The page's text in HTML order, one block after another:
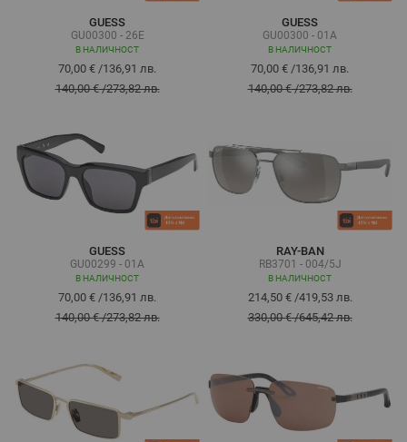
GUESS
GU00300 - 26E
В НАЛИЧНОСТ
70,00 € /136,91 лв.
140,00 €/273,82 лв.
GUESS
GU00300 - 01A
В НАЛИЧНОСТ
70,00 € /136,91 лв.
140,00 €/273,82 лв.
GUESS
GU00299 - 01A
В НАЛИЧНОСТ
70,00 € /136,91 лв.
140,00 €/273,82 лв.
RAY-BAN
RB3701 - 004/5J
В НАЛИЧНОСТ
214,50 €/419,53 лв.
330,00 €/645,42 лв.